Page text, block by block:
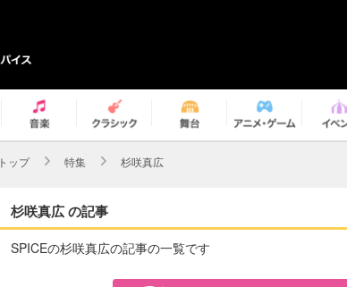
トップ 特集 杉咲真広
杉咲真広 の記事
SPICEの杉咲真広の記事の一覧です